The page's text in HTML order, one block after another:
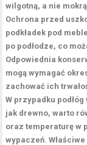
wilgotną, a nie
Ochrona przed
podkładek pod
po podłodze, co
Odpowiednia
mogą wymagać
zachować ich
W przypadku
jak drewno, warto
oraz temperaturę w
wypaczeń.